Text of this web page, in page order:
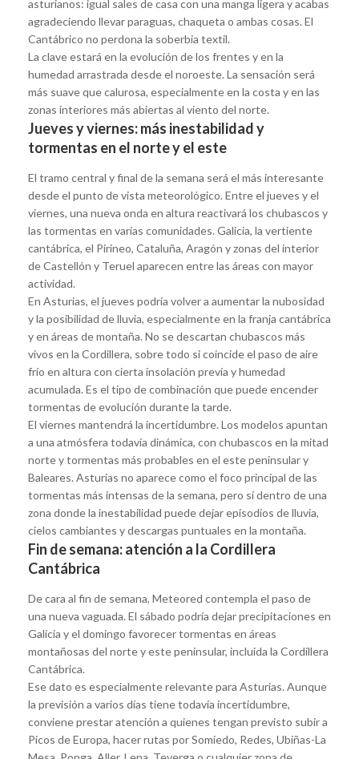
asturianos: igual sales de casa con una manga ligera y acabas
agradeciendo llevar paraguas, chaqueta o ambas cosas. El
Cantábrico no perdona la soberbia textil.
La clave estará en la evolución de los frentes y en la
humedad arrastrada desde el noroeste. La sensación será
más suave que calurosa, especialmente en la costa y en las
zonas interiores más abiertas al viento del norte.
Jueves y viernes: más inestabilidad y
tormentas en el norte y el este
El tramo central y final de la semana será el más interesante
desde el punto de vista meteorológico. Entre el jueves y el
viernes, una nueva onda en altura reactivará los chubascos y
las tormentas en varias comunidades. Galicia, la vertiente
cantábrica, el Pirineo, Cataluña, Aragón y zonas del interior
de Castellón y Teruel aparecen entre las áreas con mayor
actividad.
En Asturias, el jueves podría volver a aumentar la nubosidad
y la posibilidad de lluvia, especialmente en la franja cantábrica
y en áreas de montaña. No se descartan chubascos más
vivos en la Cordillera, sobre todo si coincide el paso de aire
frío en altura con cierta insolación previa y humedad
acumulada. Es el tipo de combinación que puede encender
tormentas de evolución durante la tarde.
El viernes mantendrá la incertidumbre. Los modelos apuntan
a una atmósfera todavía dinámica, con chubascos en la mitad
norte y tormentas más probables en el este peninsular y
Baleares. Asturias no aparece como el foco principal de las
tormentas más intensas de la semana, pero sí dentro de una
zona donde la inestabilidad puede dejar episodios de lluvia,
cielos cambiantes y descargas puntuales en la montaña.
Fin de semana: atención a la Cordillera
Cantábrica
De cara al fin de semana, Meteored contempla el paso de
una nueva vaguada. El sábado podría dejar precipitaciones en
Galicia y el domingo favorecer tormentas en áreas
montañosas del norte y este peninsular, incluida la Cordillera
Cantábrica.
Ese dato es especialmente relevante para Asturias. Aunque
la previsión a varios días tiene todavía incertidumbre,
conviene prestar atención a quienes tengan previsto subir a
Picos de Europa, hacer rutas por Somiedo, Redes, Ubiñas-La